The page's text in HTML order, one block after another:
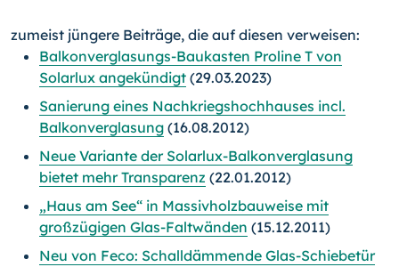
zumeist jüngere Beiträge, die auf diesen verweisen:
Balkonverglasungs-Baukasten Proline T von
Solarlux angekündigt (29.03.2023)
Sanierung eines Nachkriegshochhauses incl.
Balkonverglasung (16.08.2012)
Neue Variante der Solarlux-Balkonverglasung
bietet mehr Transparenz (22.01.2012)
„Haus am See“ in Massivholzbauweise mit
großzügigen Glas-Faltwänden (15.12.2011)
Neu von Feco: Schalldämmende Glas-Schiebetür